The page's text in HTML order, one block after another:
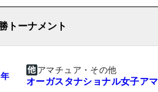
トーナメント
年
アマチュア・その他
オーガスタナショナル女子アマ